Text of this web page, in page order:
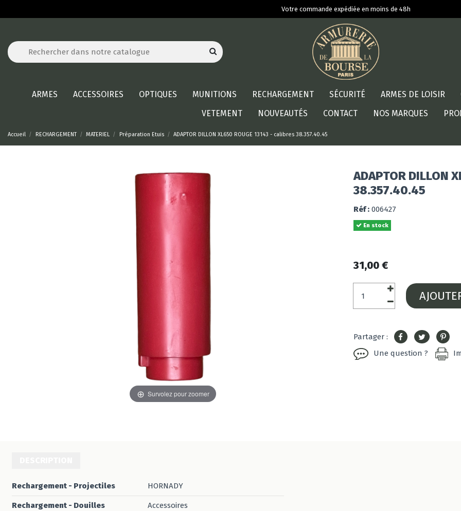
Votre commande expédiée en moins de 48h
ARMES ACCESSOIRES OPTIQUES MUNITIONS RECHARGEMENT SÉCURITÉ ARMES DE LOISIR
VETEMENT
NOUVEAUTÉS CONTACT NOS MARQUES
Accueil RECHARGEMENT MATERIEL Préparation Etuis ADAPTOR DILLON XL650 ROUGE 13143 - calibres 38.357.40.45
Survolez pour zoomer
ADAPTOR DILLON
38.357.40.45
Réf : 006427
En stock
31,00 €
Partager :
Une question ?
Rechargement - Projectiles HORNADY
Rechargement - Douilles Accessoires